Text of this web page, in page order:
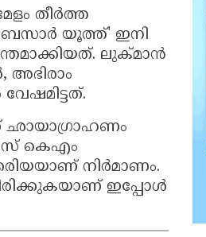
തീര്‍ത്ത
യൂത്ത്' ഇനി
ലുക്മാന്‍
അഭിരാം
ഛായാഗ്രാഹണം
കെഎം
നിര്‍മാണം.
ഇപ്പോള്‍